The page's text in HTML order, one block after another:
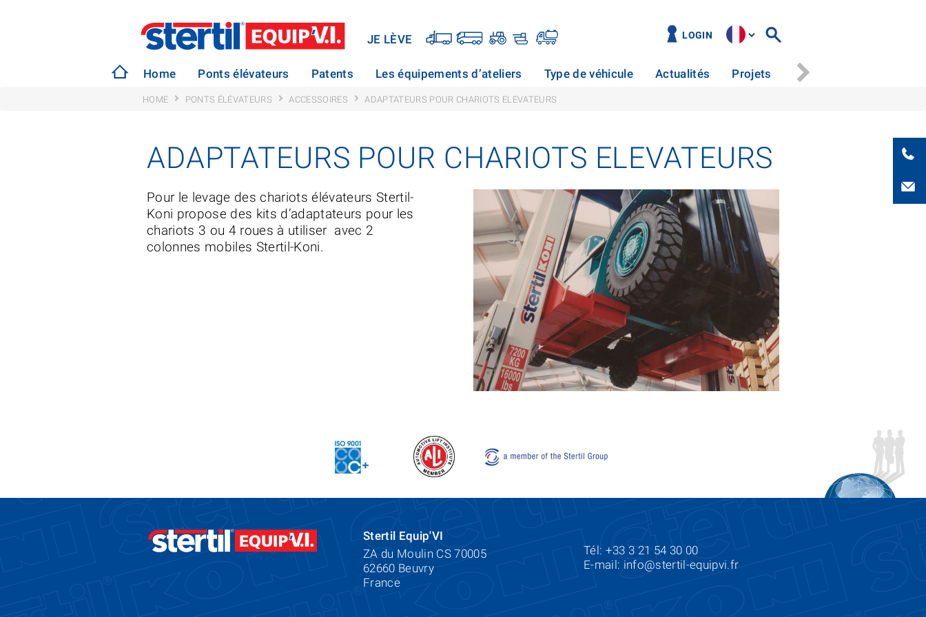
JE LÈVE LOGIN
Home Ponts élévateurs Patents Les équipements d’ateliers Type de véhicule Actualités Projets Centre de
HOME PONTS ÉLÉVATEURS ACCESSOIRES ADAPTATEURS POUR CHARIOTS ELEVATEURS
ADAPTATEURS POUR CHARIOTS ELEVATEURS
Pour le levage des chariots élévateurs Stertil-
Koni propose des kits d’adaptateurs pour les
chariots 3 ou 4 roues à utiliser avec 2
colonnes mobiles Stertil-Koni.
Stertil Equip'VI
ZA du Moulin CS 70005
62660 Beuvry
France
Tél: +33 3 21 54 30 00
E-mail: info@stertil-equipvi.fr